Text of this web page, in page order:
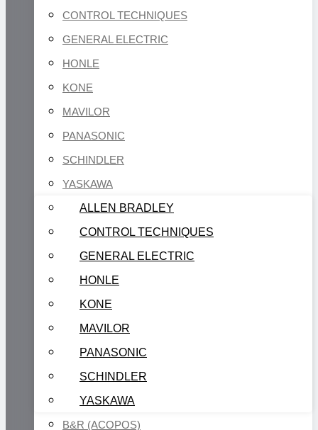
CONTROL TECHNIQUES
GENERAL ELECTRIC
HONLE
KONE
MAVILOR
PANASONIC
SCHINDLER
YASKAWA
ALLEN BRADLEY
CONTROL TECHNIQUES
GENERAL ELECTRIC
HONLE
KONE
MAVILOR
PANASONIC
SCHINDLER
YASKAWA
B&R (ACOPOS)